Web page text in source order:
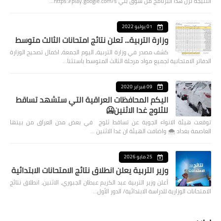
01 يوليو 2022
وزارة التربية... تعلن نتائج امتحانات الثالث متوسط
كشف مصدر في وزارة التربية، اليوم الجمعة، اكمال تصحيح الوزارة
الدفاتر الامتحانية لجميع مواد مرحلة الثالث المتوسط باستثنا…
09 فبراير 2020
اليكم المحافظات العراقية التي ستشهد تساقط
للثلوج غدا الاثنين🥶
توقعت هيئة الانواء الجوية عن تساقط ثلوج في بعض مدن العراق من بينها
العاصمة بغداد ⁦🌨️⁩ واضافت الهيئة ان غدا الاثنين …
25 مايو 2026
وزير التربية يعلن انطلاق نتائج الامتحانات الابتدائية
أعلن وزير التربية عبد الكريم عبطان الجبوري، الاثنين، انطلاق نتائج
الامتحانات الوزارية للدراسة الابتدائية/ الدور الأول…